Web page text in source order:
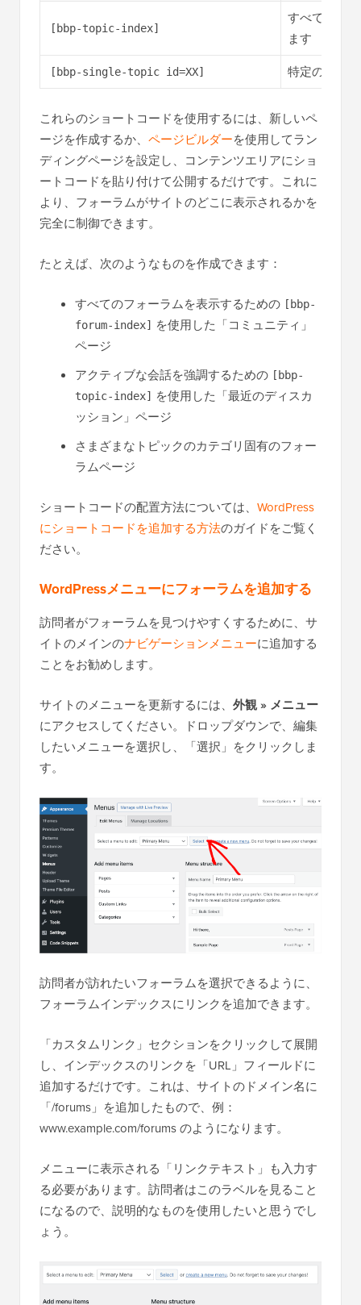
[bbp-topic-index]
すべての最
ます
[bbp-single-topic id=XX] 特定のトピ
これらのショートコードを使用するには、新しいペ
ージを作成するか、 ページビルダーを使用してラン
ディングページを設定し、コンテンツエリアにショ
ートコードを貼り付けて公開するだけです。これに
より、フォーラムがサイトのどこに表示されるかを
完全に制御できます。
たとえば、次のようなものを作成できます：
すべてのフォーラムを表示するための [bbp-
forum-index]
を使用した「コミュニティ」
ページ
アクティブな会話を強調するための [bbp-
topic-index]
を使用した「最近のディスカ
ッション」ページ
さまざまなトピックのカテゴリ固有のフォー
ラムページ
ショートコードの配置方法については、 WordPress
にショートコードを追加する方法のガイドをご覧く
ださい。
WordPressメニューにフォーラムを追加する
訪問者がフォーラムを見つけやすくするために、サ
イトのメインのナビゲーションメニューに追加する
ことをお勧めします。
サイトのメニューを更新するには、 外観 » メニュー
にアクセスしてください。ドロップダウンで、編集
したいメニューを選択し、「選択」をクリックしま
す。
訪問者が訪れたいフォーラムを選択できるように、
フォーラムインデックスにリンクを追加できます。
「カスタムリンク」セクションをクリックして展開
し、インデックスのリンクを「URL」フィールドに
追加するだけです。これは、サイトのドメイン名に
「/forums」を追加したもので、例：
www.example.com/forums のようになります。
メニューに表示される「リンクテキスト」も入力す
る必要があります。訪問者はこのラベルを見ること
になるので、説明的なものを使用したいと思うでし
ょう。